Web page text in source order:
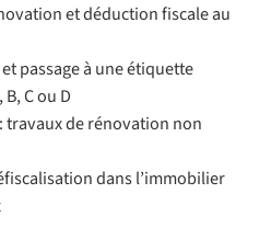
et déduction fiscale au
passage à une étiquette
C ou D
travaux de rénovation non
dans l’immobilier